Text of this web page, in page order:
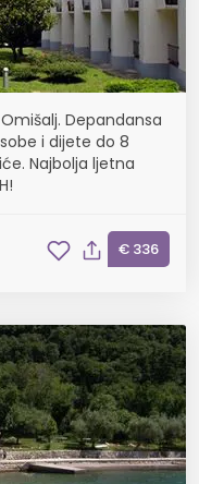
Omišalj. Depandansa
i dijete do 8
Najbolja ljetna
€ 336